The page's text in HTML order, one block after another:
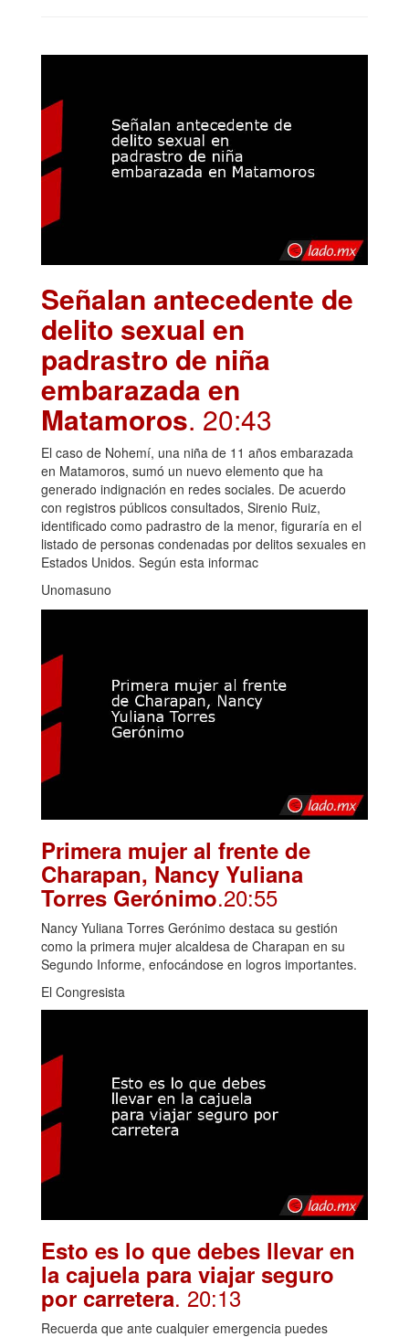
Señalan antecedente de
delito sexual en
padrastro de niña
embarazada en
Matamoros. 20:43
El caso de Nohemí, una niña de 11 años embarazada
en Matamoros, sumó un nuevo elemento que ha
generado indignación en redes sociales. De acuerdo
con registros públicos consultados, Sirenio Ruiz,
identificado como padrastro de la menor, figuraría en el
listado de personas condenadas por delitos sexuales en
Estados Unidos. Según esta informac
Unomasuno
Primera mujer al frente de
Charapan, Nancy Yuliana
Torres Gerónimo.20:55
Nancy Yuliana Torres Gerónimo destaca su gestión
como la primera mujer alcaldesa de Charapan en su
Segundo Informe, enfocándose en logros importantes.
El Congresista
Esto es lo que debes llevar en
la cajuela para viajar seguro
por carretera. 20:13
Recuerda que ante cualquier emergencia puedes